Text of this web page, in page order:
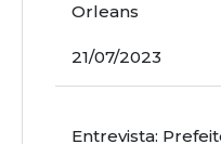
Orleans
21/07/2023
Entrevista: